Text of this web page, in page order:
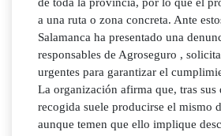
de toda la provincia, por lo que el
a una ruta o zona concreta. Ante
Salamanca ha presentado una
responsables de Agroseguro ,
urgentes para garantizar el
La organización afirma que, tras sus
recogida suele producirse el mismo
aunque temen que ello implique